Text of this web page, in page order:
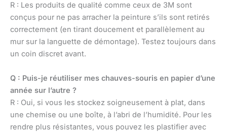
R : Les produits de qualité comme ceux de 3M sont
conçus pour ne pas arracher la peinture s’ils sont retirés
correctement (en tirant doucement et parallèlement au
mur sur la languette de démontage). Testez toujours dans
un coin discret avant.
Q : Puis-je réutiliser mes chauves-souris en papier d’une
année sur l’autre ?
R : Oui, si vous les stockez soigneusement à plat, dans
une chemise ou une boîte, à l’abri de l’humidité. Pour les
rendre plus résistantes, vous pouvez les plastifier avec